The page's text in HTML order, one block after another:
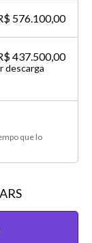
576.100,00
437.500,00
descarga
que lo
ARS